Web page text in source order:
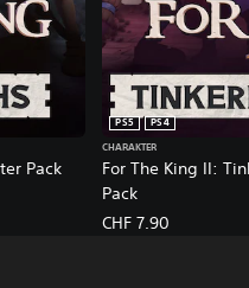
Pack
For The King II:
Pack
PS5
PS4
CHARAKTER
CHF 7.90